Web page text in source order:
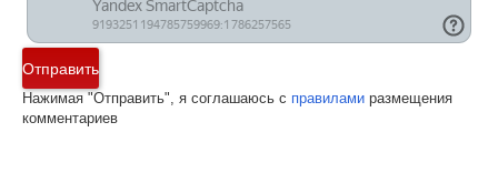
Отправить
Нажимая "Отправить", я соглашаюсь с правилами размещения
комментариев